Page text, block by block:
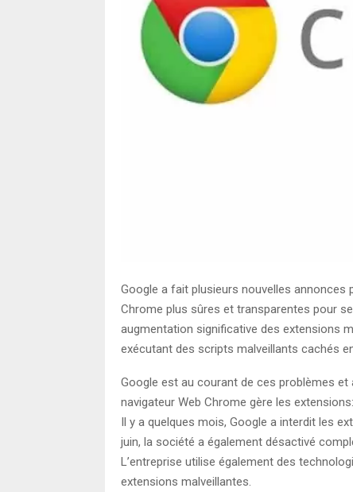
Google a fait plusieurs nouvelles annonces
Chrome plus sûres et transparentes pour
augmentation significative des extensions
exécutant des scripts malveillants cachés
Google est au courant de ces problèmes
navigateur Web Chrome gère les extensions:
Il y a quelques mois, Google a interdit les
juin, la société a également désactivé
L’entreprise utilise également des
extensions malveillantes.